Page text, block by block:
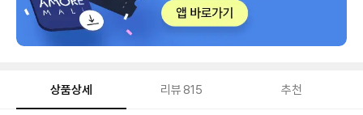
상품상세 리뷰 815 추천